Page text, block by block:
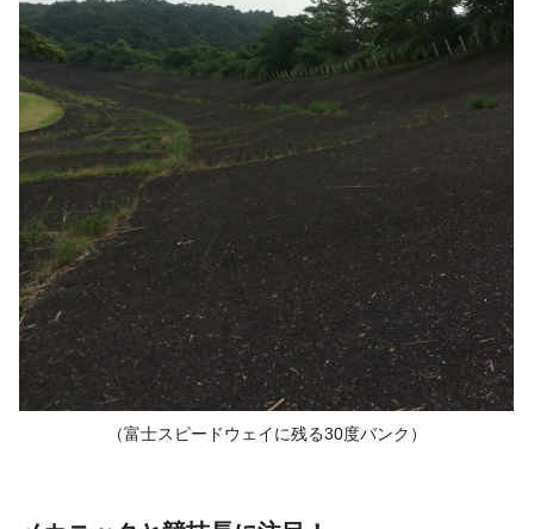
（富士スピードウェイに残る30度バンク）